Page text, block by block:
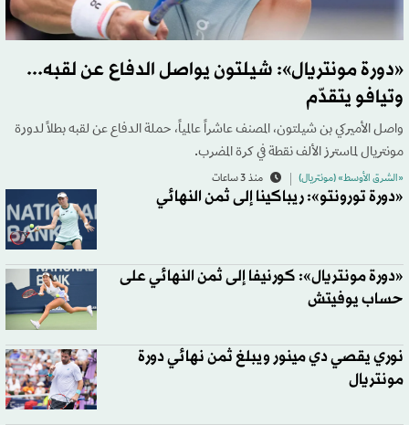
«دورة مونتريال»: شيلتون يواصل الدفاع عن لقبه...
وتيافو يتقدّم
واصل الأميركي بن شيلتون، المصنف عاشراً عالمياً، حملة الدفاع عن لقبه بطلاً لدورة
مونتريال لماسترز الألف نقطة في كرة المضرب.
«الشرق الأوسط» (مونتريال) منذ 3 ساعات
«دورة تورونتو»: ريباكينا إلى ثمن النهائي
«دورة مونتريال»: كورنيفا إلى ثمن النهائي على
حساب يوفيتش
نوري يقصي دي مينور ويبلغ ثمن نهائي دورة
مونتريال